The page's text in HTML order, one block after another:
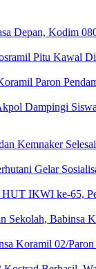
Depan, Kodim
Pitu Kawal
Paron
Dampingi
Kemnaker
Gelar
IKWI ke-65,
Sekolah, Babinsa
Koramil 02/